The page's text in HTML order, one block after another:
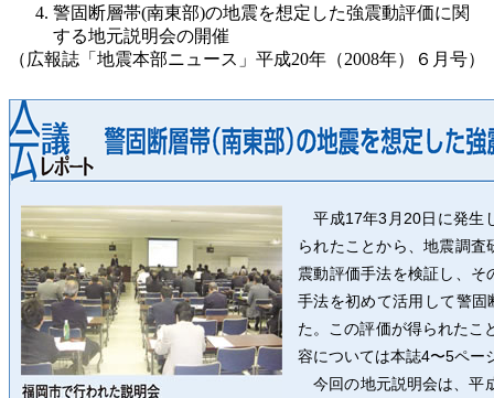
警固断層帯(南東部)の地震を想定した強震動評価に関
する地元説明会の開催
（広報誌「地震本部ニュース」平成20年（2008年）６月号）
平成17年3月20日に発生
られたことから、地震調
震動評価手法を検証し、
手法を初めて活用して警
た。この評価が得られたこ
容については本誌4〜5ペー
今回の地元説明会は、平